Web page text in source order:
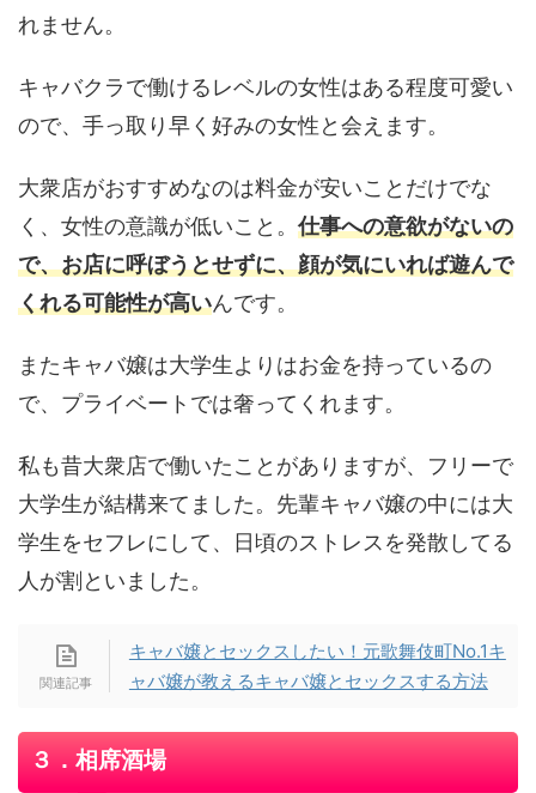
れません。
キャバクラで働けるレベルの女性はある程度可愛い
ので、手っ取り早く好みの女性と会えます。
大衆店がおすすめなのは料金が安いことだけでな
く、女性の意識が低いこと。 仕事への意欲がないの
で、お店に呼ぼうとせずに、顔が気にいれば遊んで
くれる可能性が高いんです。
またキャバ嬢は大学生よりはお金を持っているの
で、プライベートでは奢ってくれます。
私も昔大衆店で働いたことがありますが、フリーで
大学生が結構来てました。先輩キャバ嬢の中には大
学生をセフレにして、日頃のストレスを発散してる
人が割といました。
キャバ嬢とセックスしたい！元歌舞伎町No.1キ
ャバ嬢が教えるキャバ嬢とセックスする方法
３．相席酒場